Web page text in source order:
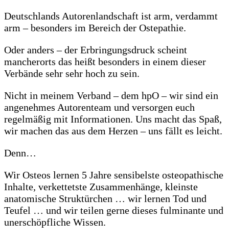
Deutschlands Autorenlandschaft ist arm, verdammt
arm – besonders im Bereich der Ostepathie.
Oder anders – der Erbringungsdruck scheint
mancherorts das heißt besonders in einem dieser
Verbände sehr sehr hoch zu sein.
Nicht in meinem Verband – dem hpO – wir sind ein
angenehmes Autorenteam und versorgen euch
regelmäßig mit Informationen. Uns macht das Spaß,
wir machen das aus dem Herzen – uns fällt es leicht.
Denn…
Wir Osteos lernen 5 Jahre sensibelste osteopathische
Inhalte, verkettetste Zusammenhänge, kleinste
anatomische Struktürchen … wir lernen Tod und
Teufel … und wir teilen gerne dieses fulminante und
unerschöpfliche Wissen.